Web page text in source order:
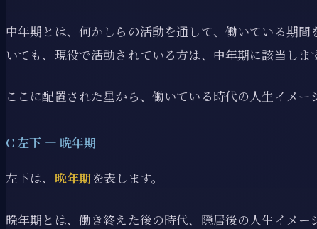
中年期とは、何かしらの活動を通して、働いている期
いても、現役で活動されている方は、中年期に該当します
ここに配置された星から、働いている時代の人生イメー
C 左下 ― 晩年期
左下は、 晩年期 を表します。
晩年期とは、働き終えた後の時代、隠居後の人生イメ